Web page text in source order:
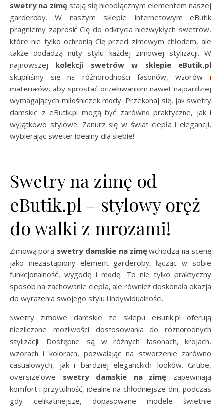
swetry na zimęstają się nieodłącznym elementem naszej
garderoby. W naszym sklepie internetowym eButik
pragniemy zaprosić Cię do odkrycia niezwykłych swetrów,
które nie tylko ochronią Cię przed zimowym chłodem, ale
także dodadzą nuty stylu każdej zimowej stylizacji. W
najnowszej kolekcji swetrów w sklepie eButik.pl
skupiliśmy się na różnorodności fasonów, wzorów i
materiałów, aby sprostać oczekiwaniom nawet najbardziej
wymagających miłośniczek mody. Przekonaj się, jak swetry
damskie z eButik.pl mogą być zarówno praktyczne, jak i
wyjątkowo stylowe. Zanurz się w świat ciepła i elegancji,
wybierając sweter idealny dla siebie!
Swetry na zimę od
eButik.pl – stylowy oręż
do walki z mrozami!
Zimową porą swetry damskie na zimęwchodzą na scenę
jako niezastąpiony element garderoby, łącząc w sobie
funkcjonalność, wygodę i modę. To nie tylko praktyczny
sposób na zachowanie ciepła, ale również doskonała okazja
do wyrażenia swojego stylu i indywidualności.
Swetry zimowe damskie ze sklepu eButik.pl oferują
niezliczone możliwości dostosowania do różnorodnych
stylizacji. Dostępne są w różnych fasonach, krojach,
wzorach i kolorach, pozwalając na stworzenie zarówno
casualowych, jak i bardziej eleganckich looków. Grube,
oversize’owe swetry damskie na zimę zapewniają
komfort i przytulność, idealne na chłodniejsze dni, podczas
gdy delikatniejsze, dopasowane modele świetnie